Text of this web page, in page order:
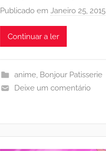
Publicado emJaneiro 25, 2015
Continuar a ler
anime, Bonjour Patisserie
Deixe um comentário